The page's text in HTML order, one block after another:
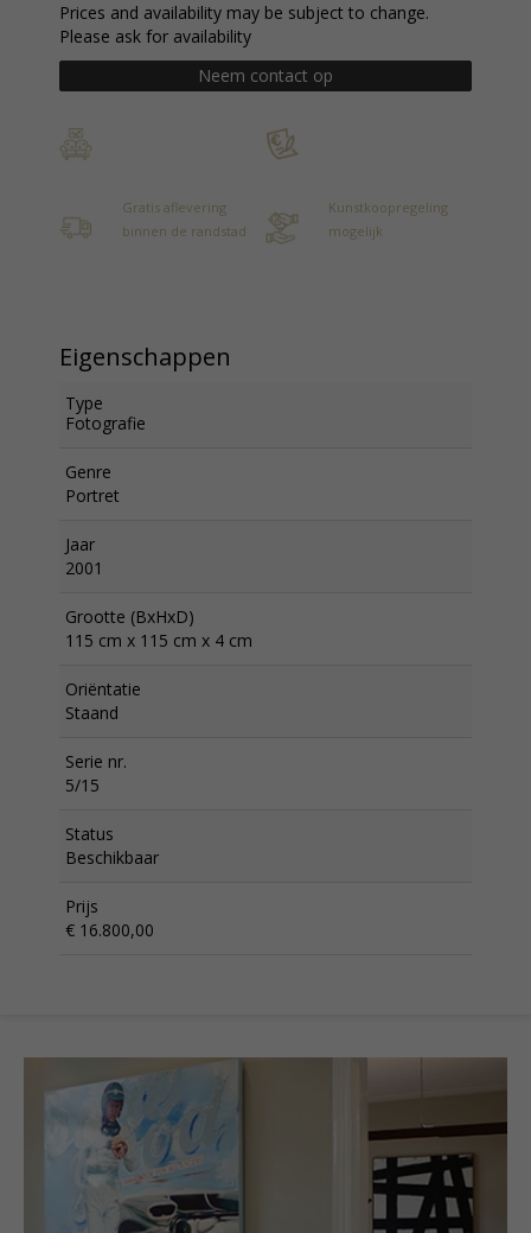
Prices and availability may be subject to change.
Please ask for availability
Neem contact op
Gratis aflevering
binnen de randstad
Kunstkoopregeling
mogelijk
Eigenschappen
Type
Fotografie
Genre
Portret
Jaar
2001
Grootte (BxHxD)
115 cm x 115 cm x 4 cm
Oriëntatie
Staand
Serie nr.
5/15
Status
Beschikbaar
Prijs
€ 16.800,00